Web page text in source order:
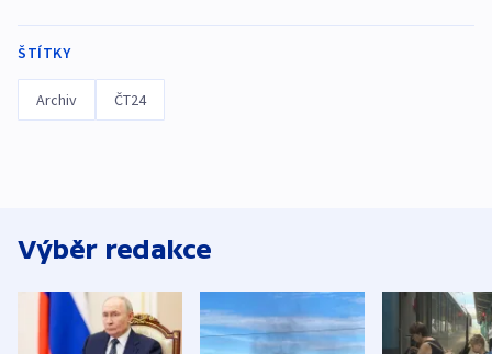
ŠTÍTKY
Archiv ČT24
Výběr redakce